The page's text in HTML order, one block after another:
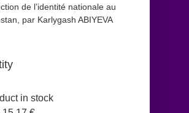
de l’identité nationale au
par Karlygash ABIYEVA
in stock